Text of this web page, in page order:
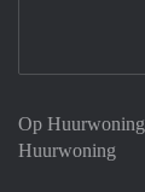
Op
Huurwoning